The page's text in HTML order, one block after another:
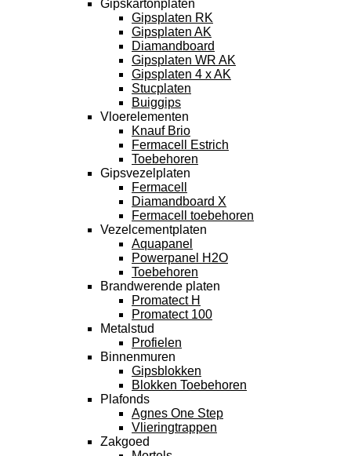
Gipskartonplaten
Gipsplaten RK
Gipsplaten AK
Diamandboard
Gipsplaten WR AK
Gipsplaten 4 x AK
Stucplaten
Buiggips
Vloerelementen
Knauf Brio
Fermacell Estrich
Toebehoren
Gipsvezelplaten
Fermacell
Diamandboard X
Fermacell toebehoren
Vezelcementplaten
Aquapanel
Powerpanel H2O
Toebehoren
Brandwerende platen
Promatect H
Promatect 100
Metalstud
Profielen
Binnenmuren
Gipsblokken
Blokken Toebehoren
Plafonds
Agnes One Step
Vlieringtrappen
Zakgoed